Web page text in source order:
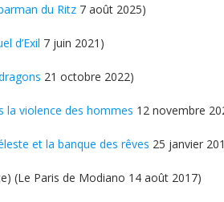
du Ritz 7 août 2025)
d’Exil 7 juin 2021)
21 octobre 2022)
la violence des hommes 12 novembre
et la banque des rêves 25 janvier
(Le Paris de Modiano 14 août 2017)